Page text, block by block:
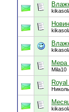
Мера
Mila10
Николь